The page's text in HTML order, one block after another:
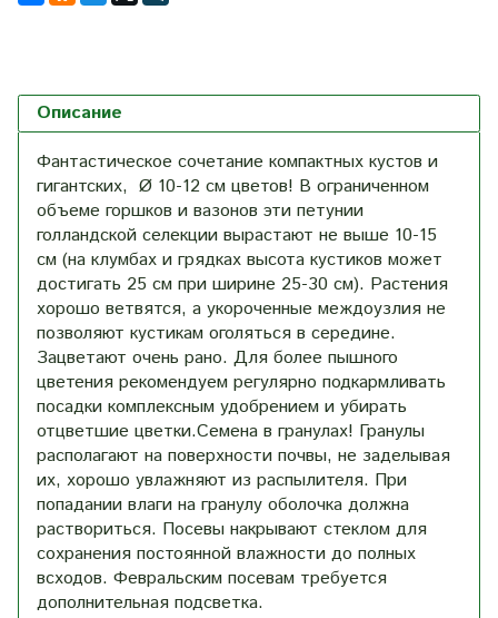
Описание
Фантастическое сочетание компактных кустов и
гигантских, Ø 10-12 см цветов! В ограниченном
объеме горшков и вазонов эти петунии
голландской селекции вырастают не выше 10-15
см (на клумбах и грядках высота кустиков может
достигать 25 см при ширине 25-30 см). Растения
хорошо ветвятся, а укороченные междоузлия не
позволяют кустикам оголяться в середине.
Зацветают очень рано. Для более пышного
цветения рекомендуем регулярно подкармливать
посадки комплексным удобрением и убирать
отцветшие цветки.Семена в гранулах! Гранулы
располагают на поверхности почвы, не заделывая
их, хорошо увлажняют из распылителя. При
попадании влаги на гранулу оболочка должна
раствориться. Посевы накрывают стеклом для
сохранения постоянной влажности до полных
всходов. Февральским посевам требуется
дополнительная подсветка.